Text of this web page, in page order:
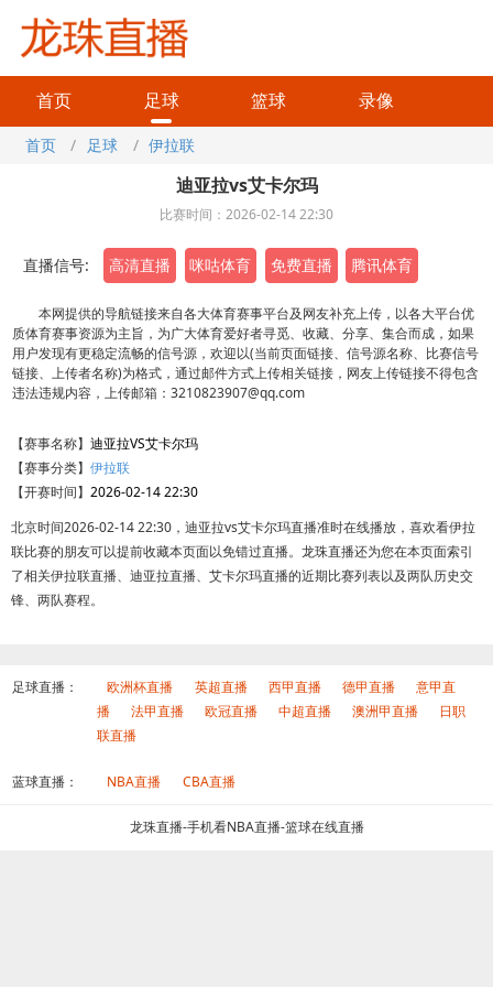
首页 足球 篮球 录像
首页 / 足球 / 伊拉联
迪亚拉vs艾卡尔玛
比赛时间：2026-02-14 22:30
直播信号: 高清直播 咪咕体育 免费直播 腾讯体育
本网提供的导航链接来自各大体育赛事平台及网友补充上传，以各大平台优
质体育赛事资源为主旨，为广大体育爱好者寻觅、收藏、分享、集合而成，如果
用户发现有更稳定流畅的信号源，欢迎以(当前页面链接、信号源名称、比赛信号
链接、上传者名称)为格式，通过邮件方式上传相关链接，网友上传链接不得包含
违法违规内容，上传邮箱：3210823907@qq.com
【赛事名称】 迪亚拉VS艾卡尔玛
【赛事分类】 伊拉联
【开赛时间】 2026-02-14 22:30
北京时间2026-02-14 22:30，迪亚拉vs艾卡尔玛直播准时在线播放，喜欢看伊拉
联比赛的朋友可以提前收藏本页面以免错过直播。龙珠直播还为您在本页面索引
了相关伊拉联直播、迪亚拉直播、艾卡尔玛直播的近期比赛列表以及两队历史交
锋、两队赛程。
足球直播： 欧洲杯直播 英超直播 西甲直播 德甲直播
意甲直
播
法甲直播 欧冠直播 中超直播 澳洲甲直播
日职
联直播
蓝球直播： NBA直播 CBA直播
龙珠直播-手机看NBA直播-篮球在线直播